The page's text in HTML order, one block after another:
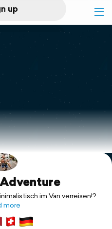
up
in
im Van verreisen!?
und heute unser Leben ❤️
Vantour durch die Schweiz
Frankreich.
more